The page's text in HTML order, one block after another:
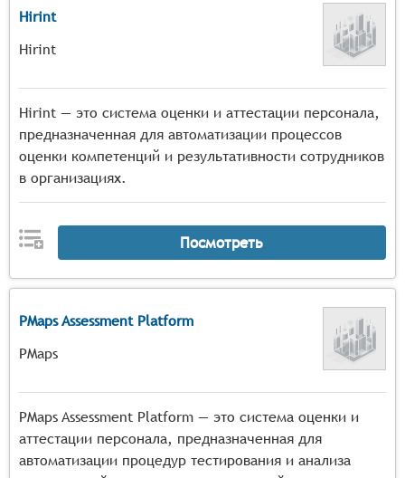
Hirint
Hirint
Hirint — это система оценки и аттестации персонала,
предназначенная для автоматизации процессов
оценки компетенций и результативности сотрудников
в организациях.
Посмотреть
PMaps Assessment Platform
PMaps
PMaps Assessment Platform — это система оценки и
аттестации персонала, предназначенная для
автоматизации процедур тестирования и анализа